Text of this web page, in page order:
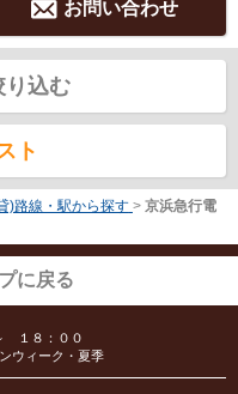
お問い合わせ
り込む
ト
)路線・駅から探す > 京浜急行電
に戻る
１８：００
ウィーク・夏季